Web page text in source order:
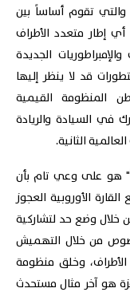
والتي تقوم أساساً بين
إطار متعدد الأطراف
الجديدة
قد لا ينظر إليها
المنظومة القيمية
في السيادة والريادة
الثانية.
هو على وعي تام بأن
الأوروبية العجوز
خلال وضع حد لتشاركية
من خلال التهميش
وخلق منظومة
هو آخر مثال مستحدث